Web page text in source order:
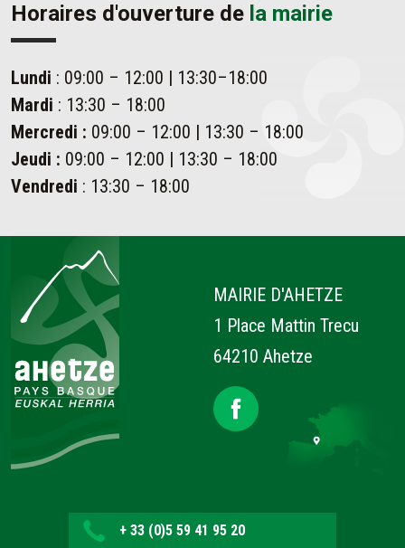
Horaires d'ouverture de la mairie
Lundi : 09:00 – 12:00 | 13:30–18:00
Mardi : 13:30 – 18:00
Mercredi : 09:00 – 12:00 | 13:30 – 18:00
Jeudi : 09:00 – 12:00 | 13:30 – 18:00
Vendredi : 13:30 – 18:00
MAIRIE D'AHETZE
1 Place Mattin Trecu
64210 Ahetze
+ 33 (0)5 59 41 95 20